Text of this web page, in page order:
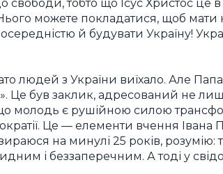
свободи, тобто що Ісус Христос це в
можете покладатися, щоб мати
й будувати Україну!
людей з України виїхало. Але
Це був заклик, адресований не
молодь є рушійною силою
Це — елементи вчення Івана
на минулі 25 років,
і беззаперечним. А тоді у